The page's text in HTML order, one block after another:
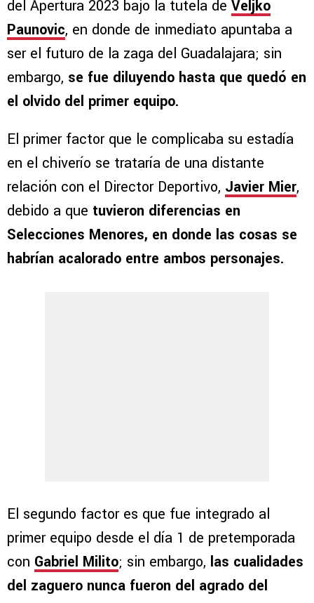
del Apertura 2023 bajo la tutela de Veljko
Paunovic, en donde de inmediato apuntaba a
ser el futuro de la zaga del Guadalajara; sin
embargo, se fue diluyendo hasta que quedó en
el olvido del primer equipo.
El primer factor que le complicaba su estadía
en el chiverío se trataría de una distante
relación con el Director Deportivo, Javier Mier,
debido a que tuvieron diferencias en
Selecciones Menores, en donde las cosas se
habrían acalorado entre ambos personajes.
El segundo factor es que fue integrado al
primer equipo desde el día 1 de pretemporada
con Gabriel Milito; sin embargo, las cualidades
del zaguero nunca fueron del agrado del